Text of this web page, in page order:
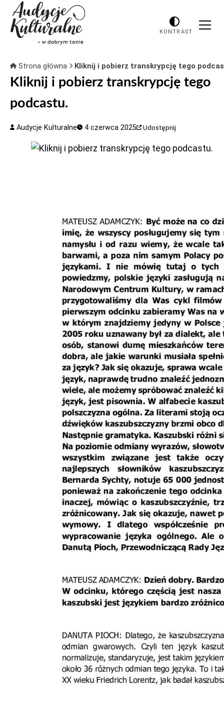
KONTRAST
Strona główna Kliknij i pobierz transkrypcję tego
Kliknij i pobierz transkrypcję tego
podcastu.
Audycje Kulturalne 4 czerwca 2025 Udostępnij